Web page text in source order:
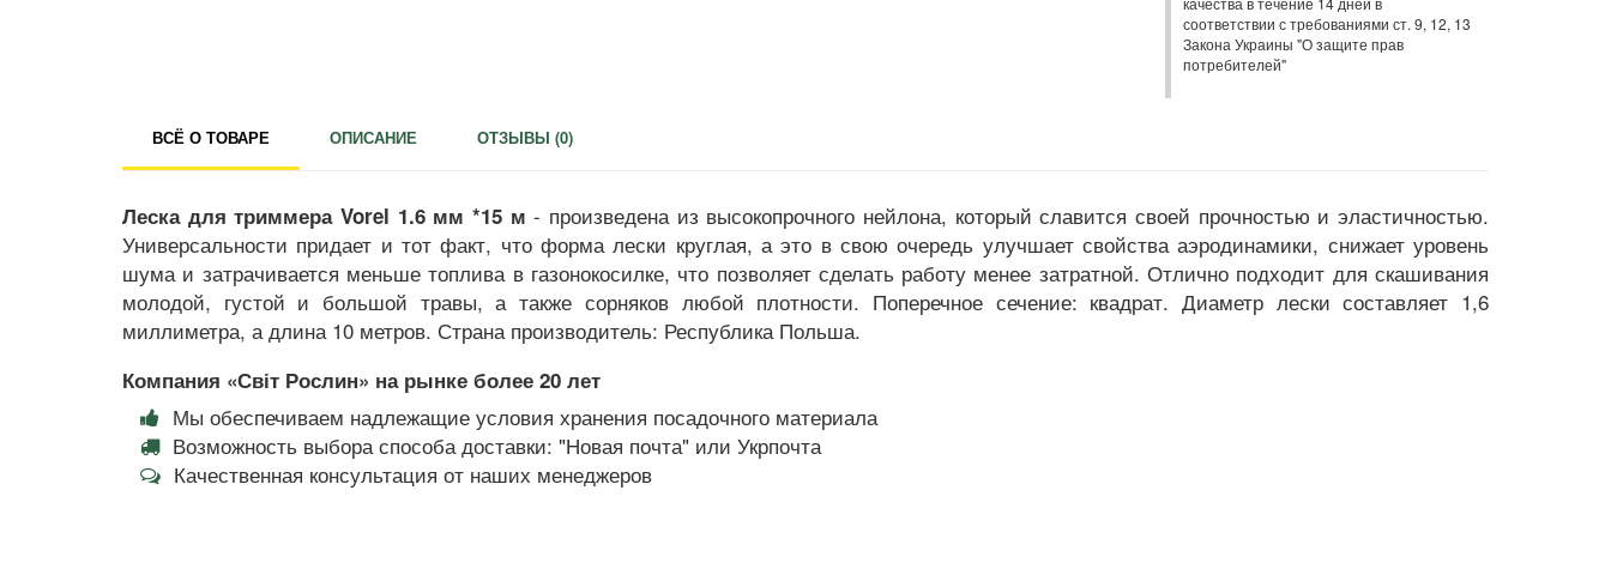
соответствии с требованиями ст. 9, 12, 13
Закона Украины "О защите прав
потребителей"
ВСЁ О ТОВАРЕ ОПИСАНИЕ ОТЗЫВЫ (0)
Леска для триммера Vorel 1.6 мм *15 м - произведена из высокопрочного нейлона, который славится своей прочностью и эластичностью.
Универсальности придает и тот факт, что форма лески круглая, а это в свою очередь улучшает свойства аэродинамики, снижает уровень
шума и затрачивается меньше топлива в газонокосилке, что позволяет сделать работу менее затратной. Отлично подходит для скашивания
молодой, густой и большой травы, а также сорняков любой плотности. Поперечное сечение: квадрат. Диаметр лески составляет 1,6
миллиметра, а длина 10 метров. Страна производитель: Республика Польша.
Компания «Світ Рослин» на рынке более 20 лет
Мы обеспечиваем надлежащие условия хранения посадочного материала
Возможность выбора способа доставки: "Новая почта" или Укрпочта
Качественная консультация от наших менеджеров